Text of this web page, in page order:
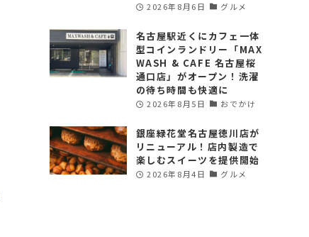
2026年8月6日 グルメ
名古屋駅近くにカフェ一体
型コインランドリー「MAX
WASH & CAFE 名古屋桜
通口店」がオープン！洗濯
の待ち時間も快適に
2026年8月5日 おでかけ
銀座緑花堂名古屋徳川店が
リニューアル！店内製造で
楽しむスイーツを提供開始
2026年8月4日 グルメ